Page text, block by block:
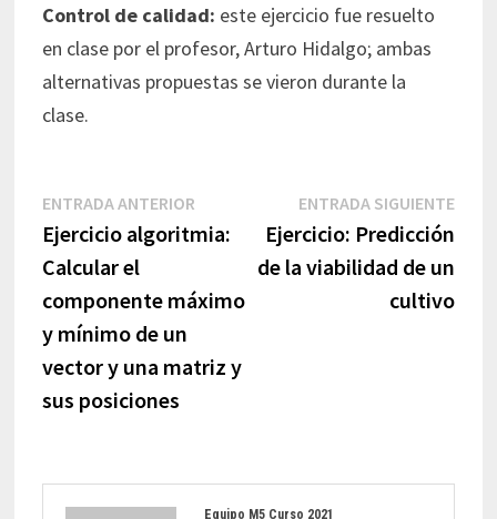
Control de calidad: este ejercicio fue resuelto
en clase por el profesor, Arturo Hidalgo; ambas
alternativas propuestas se vieron durante la
clase.
Navegación
entradas
ENTRADA ANTERIOR
anterior:
Ejercicio algoritmia:
Calcular el
componente máximo
y mínimo de un
vector y una matriz y
sus posiciones
ENTRADA SIGUIENTE
Ejercicio: Predicción
de la viabilidad de un
cultivo
Equipo M5 Curso 2021